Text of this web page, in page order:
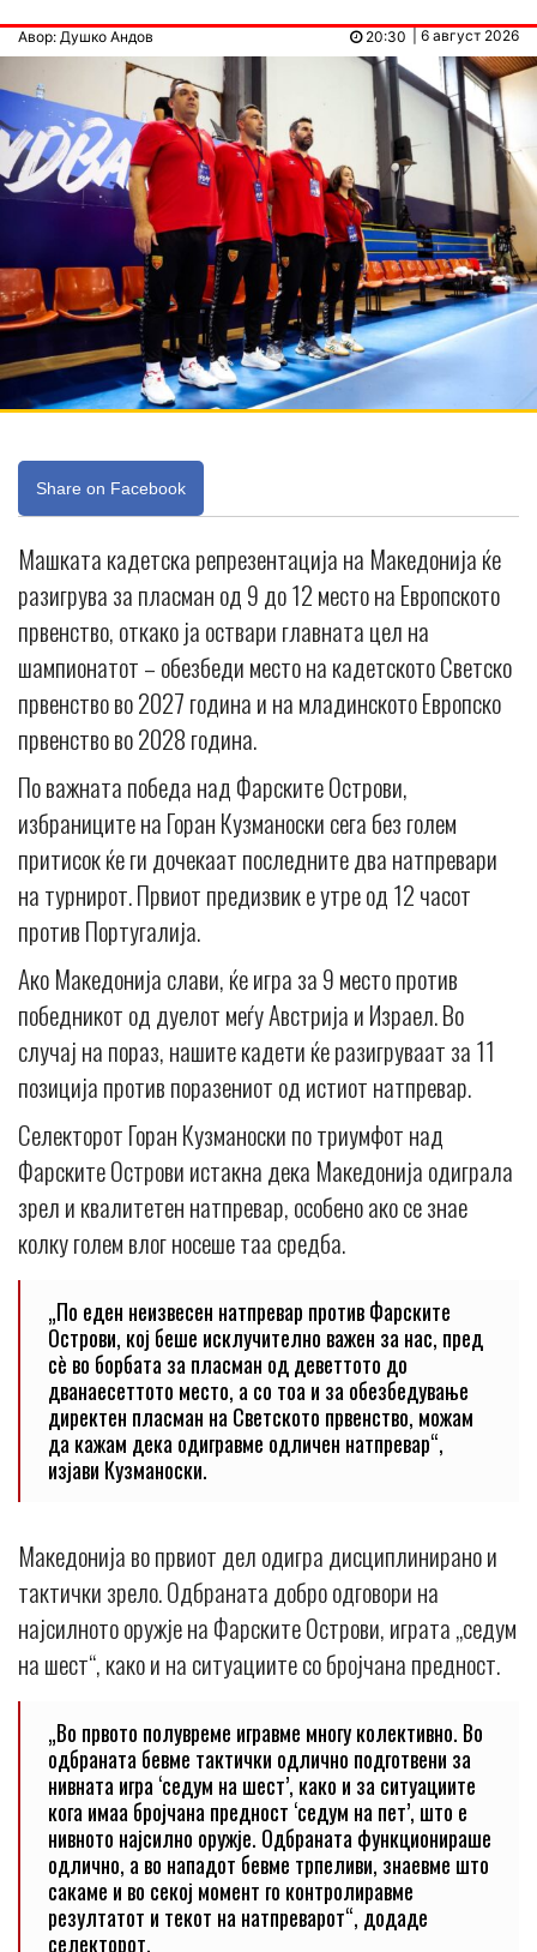
Авор: Душко Андов | 6 август 2026
20:30
Share on Facebook
Машката кадетска репрезентација на Македонија ќе
разигрува за пласман од 9 до 12 место на Европското
првенство, откако ја оствари главната цел на
шампионатот – обезбеди место на кадетското Светско
првенство во 2027 година и на младинското Европско
првенство во 2028 година.
По важната победа над Фарските Острови,
избраниците на Горан Кузманоски сега без голем
притисок ќе ги дочекаат последните два натпревари
на турнирот. Првиот предизвик е утре од 12 часот
против Португалија.
Ако Македонија слави, ќе игра за 9 место против
победникот од дуелот меѓу Австрија и Израел. Во
случај на пораз, нашите кадети ќе разигруваат за 11
позиција против поразениот од истиот натпревар.
Селекторот Горан Кузманоски по триумфот над
Фарските Острови истакна дека Македонија одиграла
зрел и квалитетен натпревар, особено ако се знае
колку голем влог носеше таа средба.
„По еден неизвесен натпревар против Фарските
Острови, кој беше исклучително важен за нас, пред
сè во борбата за пласман од деветтото до
дванаесеттото место, а со тоа и за обезбедување
директен пласман на Светското првенство, можам
да кажам дека одигравме одличен натпревар“,
изјави Кузманоски.
Македонија во првиот дел одигра дисциплинирано и
тактички зрело. Одбраната добро одговори на
најсилното оружје на Фарските Острови, играта „седум
на шест“, како и на ситуациите со бројчана предност.
„Во првото полувреме игравме многу колективно. Во
одбраната бевме тактички одлично подготвени за
нивната игра ‘седум на шест’, како и за ситуациите
кога имаа бројчана предност ‘седум на пет’, што е
нивното најсилно оружје. Одбраната функционираше
одлично, а во нападот бевме трпеливи, знаевме што
сакаме и во секој момент го контролиравме
резултатот и текот на натпреварот“, додаде
селекторот.